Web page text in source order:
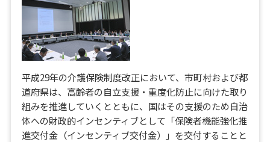
平成29年の介護保険制度改正において、市町村および都
道府県は、高齢者の自立支援・重度化防止に向けた取り
組みを推進していくとともに、国はその支援のため自治
体への財政的インセンティブとして「保険者機能強化推
進交付金（インセンティブ交付金）」を交付することと